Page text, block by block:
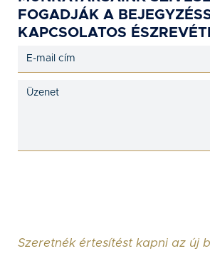
FOGADJÁK A
KAPCSOLATOS
Szeretnék értesítést kapni az új